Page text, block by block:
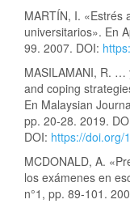
MARTÍN, I. «Estrés
universitarios». En
99. 2007. DOI:
MASILAMANI, R. …
and coping
En Malaysian
pp. 20-28. 2019.
DOI: https://doi.org/
MCDONALD, A.
los exámenes en
n°1, pp. 89-101.